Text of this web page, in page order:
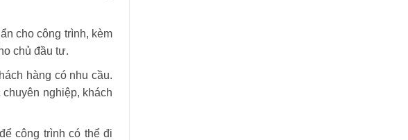
cho công trình, kèm
chủ đầu tư.
hàng có nhu cầu.
nghiệp, khách
công trình có thể đi